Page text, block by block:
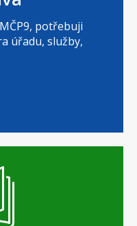
potřebuji
úřadu, služby,